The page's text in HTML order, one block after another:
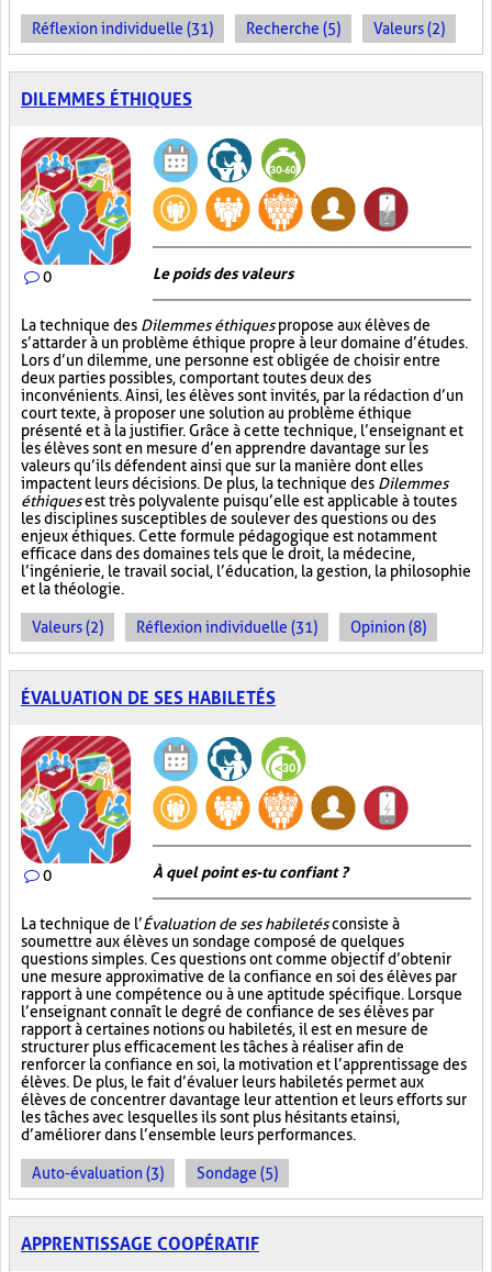
Réflexion individuelle (31) Recherche (5) Valeurs (2)
DILEMMES ÉTHIQUES
0 Le poids des valeurs
La technique des Dilemmes éthiquespropose aux élèves de
s’attarder à un problème éthique propre à leur domaine d’études.
Lors d’un dilemme, une personne est obligée de choisir entre
deux parties possibles, comportant toutes deux des
inconvénients. Ainsi, les élèves sont invités, par la rédaction d’un
court texte, à proposer une solution au problème éthique
présenté et à la justifier. Grâce à cette technique, l’enseignant et
les élèves sont en mesure d’en apprendre davantage sur les
valeurs qu’ils défendent ainsi que sur la manière dont elles
impactent leurs décisions. De plus, la technique des Dilemmes
éthiquesest très polyvalente puisqu’elle est applicable à toutes
les disciplines susceptibles de soulever des questions ou des
enjeux éthiques. Cette formule pédagogique est notamment
efficace dans des domaines tels que le droit, la médecine,
l’ingénierie, le travail social, l’éducation, la gestion, la philosophie
et la théologie.
Valeurs (2) Réflexion individuelle (31) Opinion (8)
ÉVALUATION DE SES HABILETÉS
0 À quel point es-tu confiant ?
La technique de l’Évaluation de ses habiletésconsiste à
soumettre aux élèves un sondage composé de quelques
questions simples. Ces questions ont comme objectif d’obtenir
une mesure approximative de la confiance en soi des élèves par
rapport à une compétence ou à une aptitude spécifique. Lorsque
l’enseignant connaît le degré de confiance de ses élèves par
rapport à certaines notions ou habiletés, il est en mesure de
structurer plus efficacement les tâches à réaliser afin de
renforcer la confiance en soi, la motivation et l’apprentissage des
élèves. De plus, le fait d’évaluer leurs habiletés permet aux
élèves de concentrer davantage leur attention et leurs efforts sur
les tâches avec lesquelles ils sont plus hésitants et ainsi,
d’améliorer dans l’ensemble leurs performances.
Auto-évaluation (3) Sondage (5)
APPRENTISSAGE COOPÉRATIF